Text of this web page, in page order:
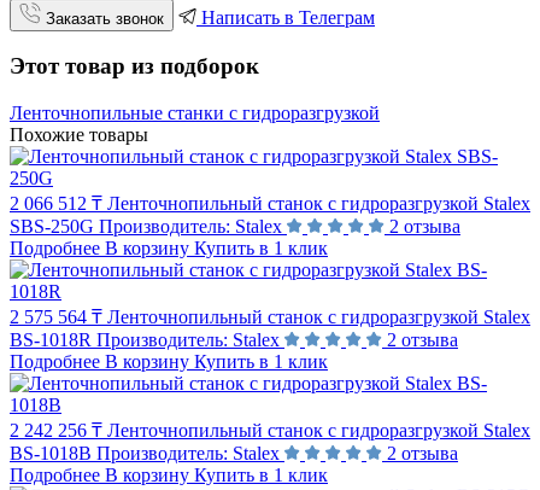
Заказать звонок Написать в Телеграм
Этот товар из подборок
Ленточнопильные станки с гидроразгрузкой
Похожие товары
2 066 512 ₸ Ленточнопильный станок с гидроразгрузкой Stalex
SBS-250G Производитель: Stalex
2 отзыва
Подробнее В корзину Купить в 1 клик
2 575 564 ₸ Ленточнопильный станок с гидроразгрузкой Stalex
BS-1018R Производитель: Stalex
2 отзыва
Подробнее В корзину Купить в 1 клик
2 242 256 ₸ Ленточнопильный станок с гидроразгрузкой Stalex
BS-1018B Производитель: Stalex
2 отзыва
Подробнее В корзину Купить в 1 клик